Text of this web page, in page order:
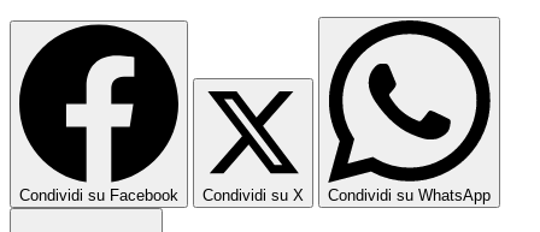
Condividi su Facebook Condividi su X Condividi su WhatsApp